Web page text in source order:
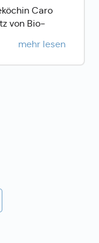
Caro
von Bio-
mehr lesen